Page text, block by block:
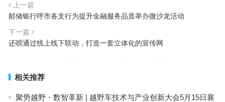
上一篇
邮储银行呼市各支行为提升金融服务品质举办微沙龙活动
下一篇
还呗通过线上线下联动，打造一套立体化的宣传网
相关推荐
聚势越野・数智革新 | 越野车技术与产业创新大会5月15日襄